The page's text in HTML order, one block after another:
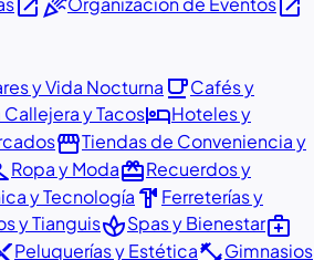
open_in_newcelebration
open_in_new
y Vida Nocturna local_cafeCafés y
y TacoshotelHoteles y
storefrontTiendas de Conveniencia y
Ropa y ModaredeemRecuerdos y
y Tecnología hardware Ferreterías y
y TianguisspaSpas y Bienestarmedical_services
Peluquerías y Estéticafitness_centerGimnasios